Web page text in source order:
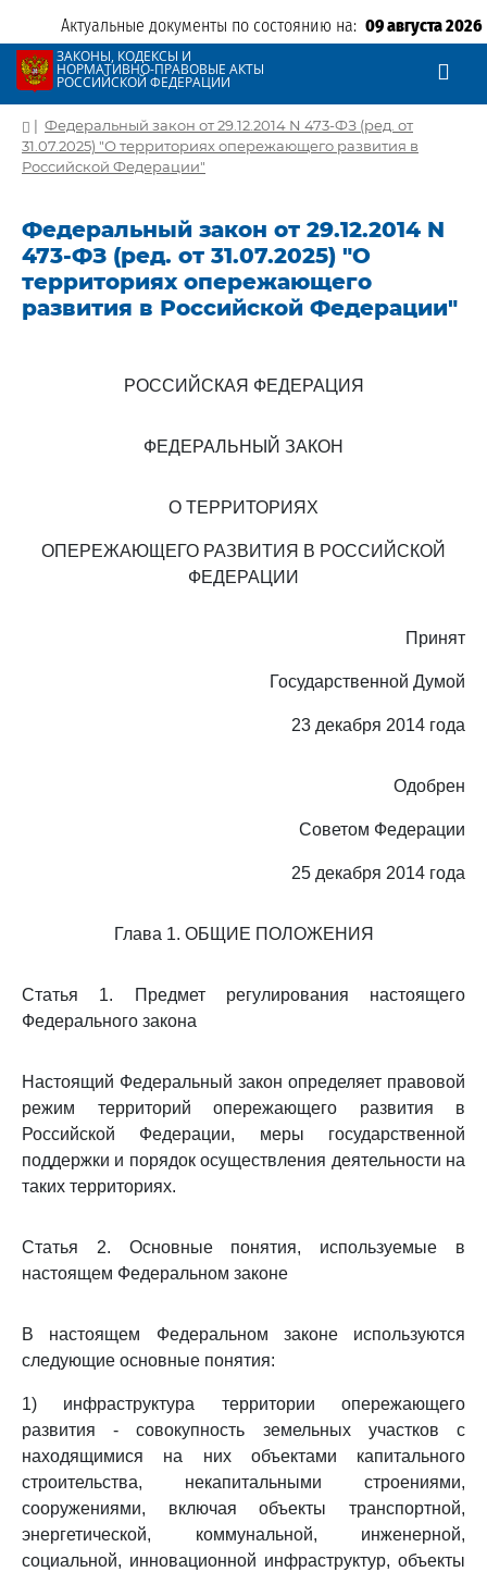
Актуальные документы по состоянию на: 09 августа 2026
ЗАКОНЫ, КОДЕКСЫ И
НОРМАТИВНО-ПРАВОВЫЕ АКТЫ
РОССИЙСКОЙ ФЕДЕРАЦИИ
| Федеральный закон от 29.12.2014 N 473-ФЗ (ред. от
31.07.2025) "О территориях опережающего развития в
Российской Федерации"
Федеральный закон от 29.12.2014 N
473-ФЗ (ред. от 31.07.2025) "О
территориях опережающего
развития в Российской Федерации"
РОССИЙСКАЯ ФЕДЕРАЦИЯ
ФЕДЕРАЛЬНЫЙ ЗАКОН
О ТЕРРИТОРИЯХ
ОПЕРЕЖАЮЩЕГО РАЗВИТИЯ В РОССИЙСКОЙ
ФЕДЕРАЦИИ
Принят
Государственной Думой
23 декабря 2014 года
Одобрен
Советом Федерации
25 декабря 2014 года
Глава 1. ОБЩИЕ ПОЛОЖЕНИЯ
Статья 1. Предмет регулирования настоящего
Федерального закона
Настоящий Федеральный закон определяет правовой
режим территорий опережающего развития в
Российской Федерации, меры государственной
поддержки и порядок осуществления деятельности на
таких территориях.
Статья 2. Основные понятия, используемые в
настоящем Федеральном законе
В настоящем Федеральном законе используются
следующие основные понятия:
1) инфраструктура территории опережающего
развития - совокупность земельных участков с
находящимися на них объектами капитального
строительства, некапитальными строениями,
сооружениями, включая объекты транспортной,
энергетической, коммунальной, инженерной,
социальной, инновационной инфраструктур, объекты